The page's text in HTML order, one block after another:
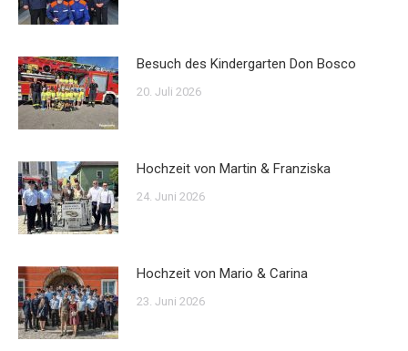
Besuch des Kindergarten Don Bosco
20. Juli 2026
Hochzeit von Martin & Franziska
24. Juni 2026
Hochzeit von Mario & Carina
23. Juni 2026